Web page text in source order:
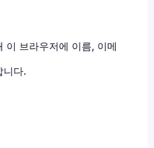
이 브라우저에 이름, 이메
니다.